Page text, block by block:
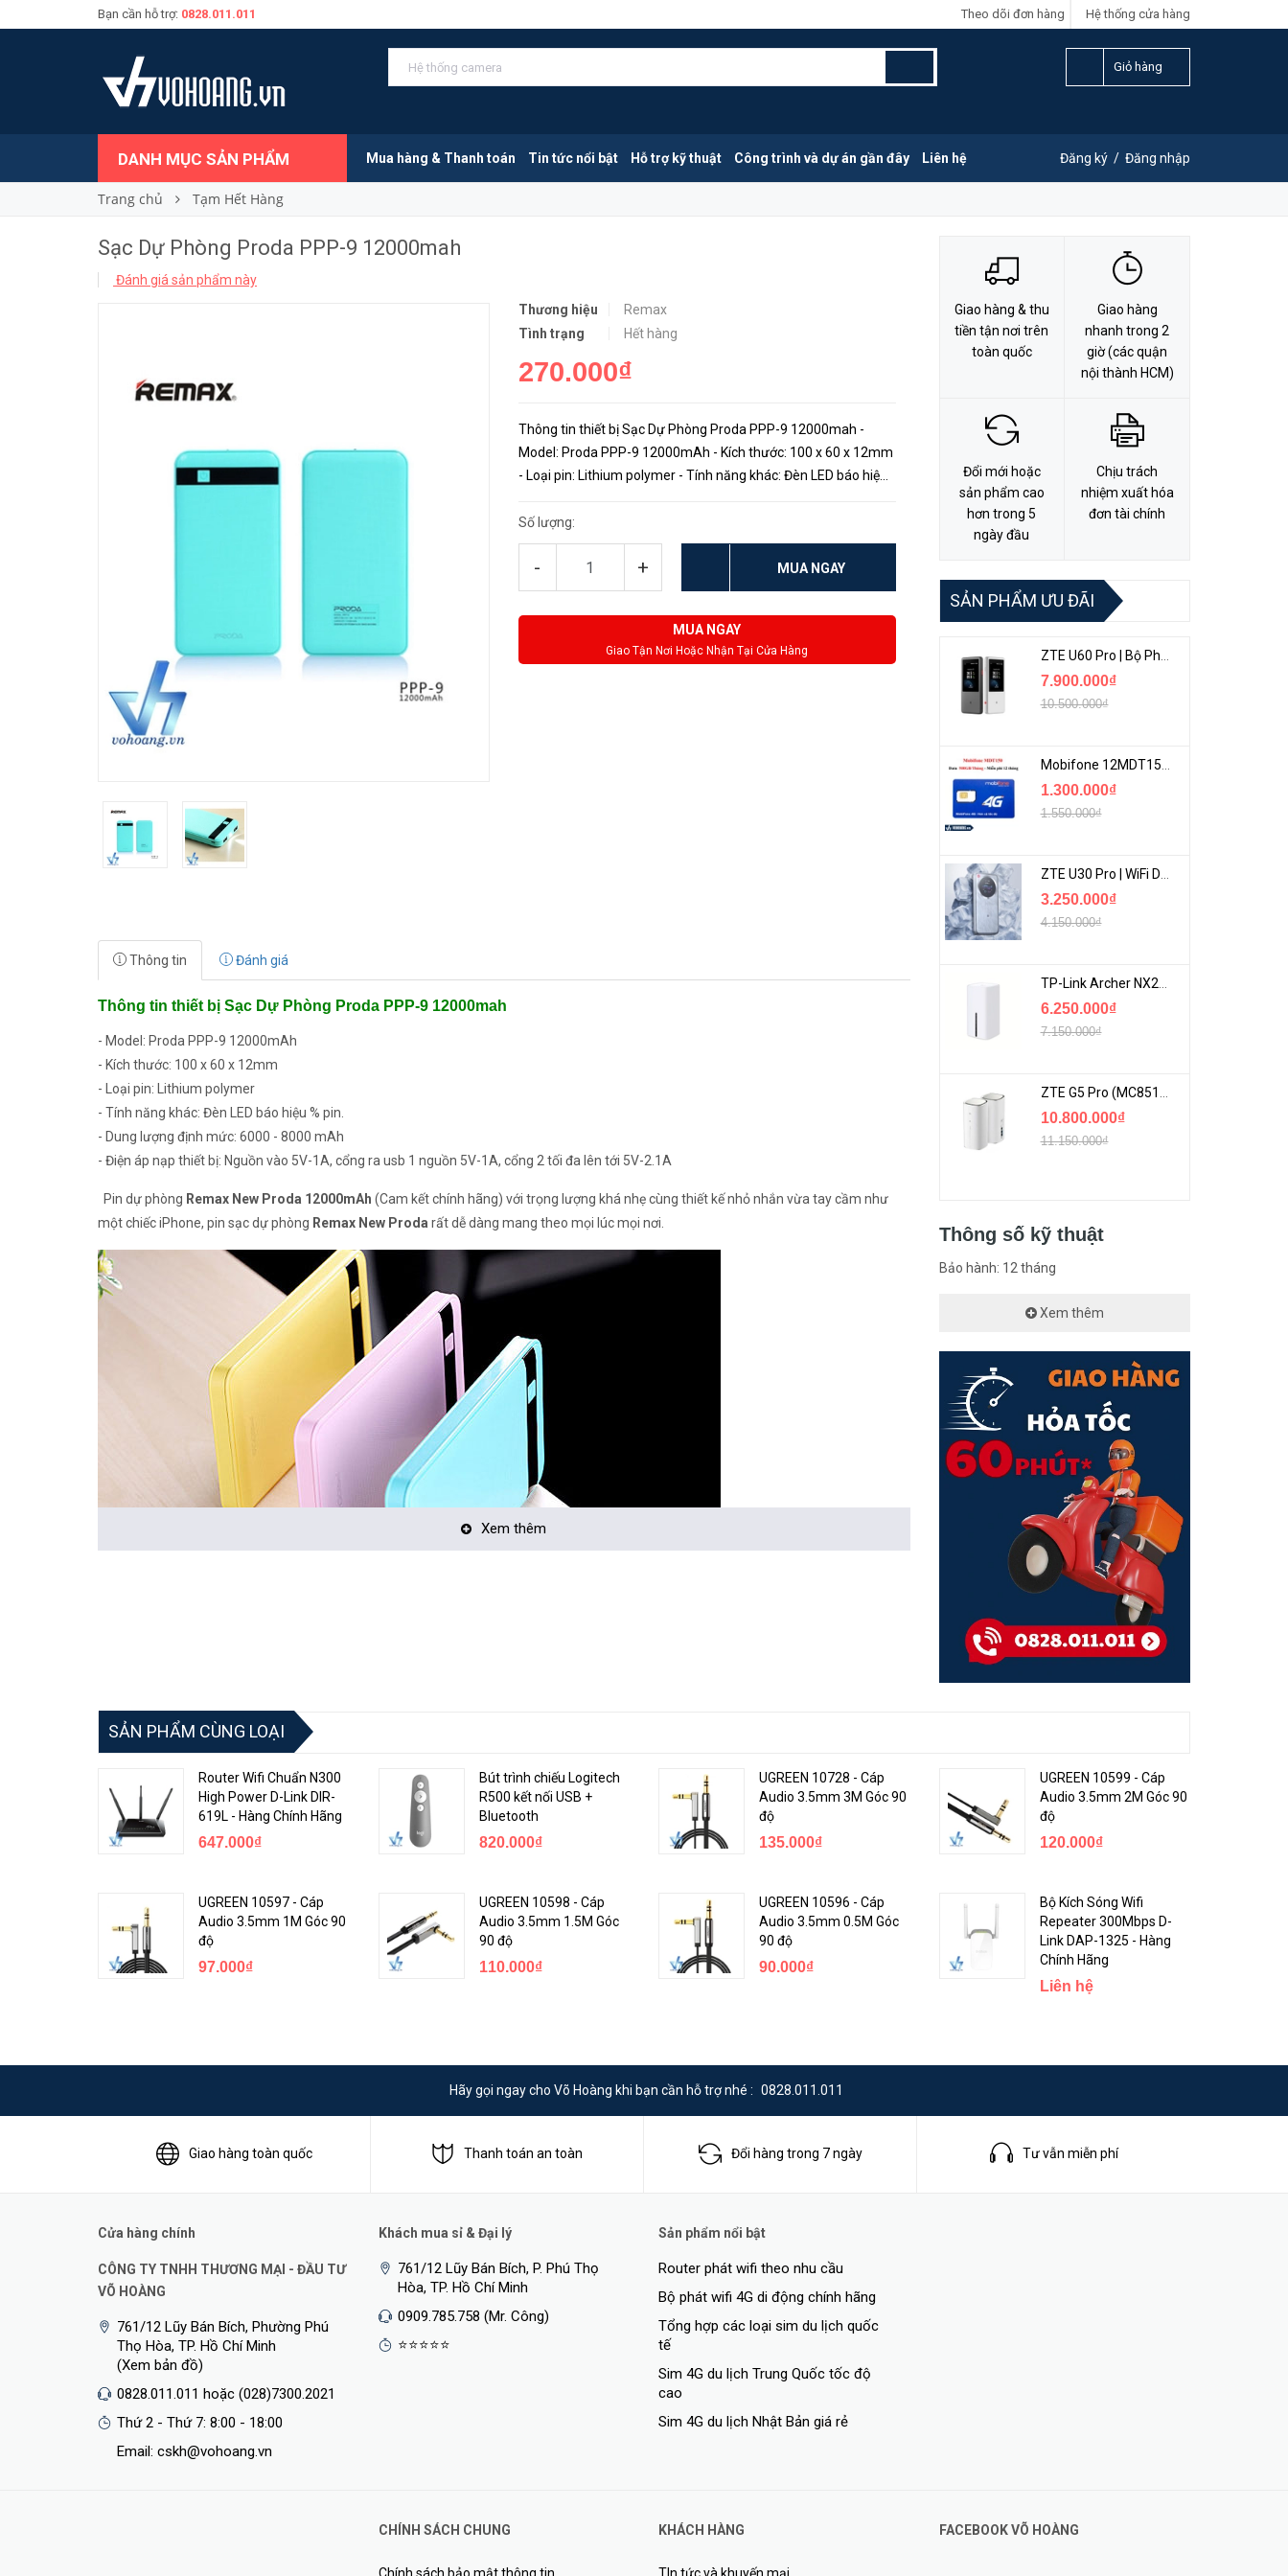
Bạn cần hỗ trợ: 0828.011.011 Hệ thống cửa hàng
Theo dõi đơn hàng
Giỏ hàng
DANH MỤC SẢN PHẨM Mua hàng & Thanh toán Tin tức nổi bật Hỗ trợ kỹ thuật Công trình và dự án gần đây Liên hệ Đăng ký / Đăng nhập
Trang chủ Tạm Hết Hàng
Sạc Dự Phòng Proda PPP-9 12000mah
Đánh giá sản phẩm này
Thương hiệu
Remax
Tình trạng
Hết hàng
270.000₫
Thông tin thiết bị Sạc Dự Phòng Proda PPP-9 12000mah -
Model: Proda PPP-9 12000mAh - Kích thước: 100 x 60 x 12mm
- Loại pin: Lithium polymer - Tính năng khác: Đèn LED báo hiệu
thiết ...
Số lượng:
- + MUA NGAY
MUA NGAY
Giao Tận Nơi Hoặc Nhận Tại Cửa Hàng
Sạc Dự Phòng Proda PPP-9 12000mah
MUA NGAY LIÊN HỆ ĐẶT HÀNG
Thông tin Đánh giá
Thông tin thiết bị Sạc Dự Phòng Proda PPP-9 12000mah
- Model: Proda PPP-9 12000mAh
- Kích thước: 100 x 60 x 12mm
- Loại pin: Lithium polymer
- Tính năng khác: Đèn LED báo hiệu % pin.
- Dung lượng định mức: 6000 - 8000 mAh
- Điện áp nạp thiết bị: Nguồn vào 5V-1A, cổng ra usb 1 nguồn 5V-1A, cổng 2 tối đa lên tới 5V-2.1A
Pin dự phòng Remax New Proda 12000mAh (Cam kết chính hãng) với trọng lượng khá nhẹ cùng thiết kế nhỏ nhắn vừa tay cầm như
một chiếc iPhone, pin sạc dự phòng Remax New Proda rất dễ dàng mang theo mọi lúc mọi nơi.
Với khả năng truyền tài dòng điện ổn định, thời gian sạc nhanh kèm theo đó là khả năng tự ngắt điện khi sạc đầy hoặc khi không kết nối
với các thiết bị di động không những giúp bạn tiết kiệm rất nhiều chi phí mà còn đảm bảo an toàn cho các thiết bị di động của bạn.
Xem thêm
Giao hàng & thu
tiền tận nơi trên
toàn quốc
Giao hàng
nhanh trong 2
giờ (các quận
nội thành HCM)
Đổi mới hoặc
sản phẩm cao
hơn trong 5
ngày đầu
Chịu trách
nhiệm xuất hóa
đơn tài chính
SẢN PHẨM ƯU ĐÃI
ZTE U60 Pro | Bộ Phát 5G Cầm Tay Tích Hợp Công Nghệ WiFi 7, Pin 10000mAh
7.900.000₫
10.500.000₫
Mobifone 12MDT150 | Sim Chuyên 4G Mobifone Dung Lượng Cao 500GB/Tháng Gói 1 Năm
1.300.000₫
1.550.000₫
ZTE U30 Pro | WiFi Di Động 5G Tốc Độ Lên Đến 500Mbps, Màn Hình Cảm Ứng
3.250.000₫
4.150.000₫
TP-Link Archer NX200 | Bộ Phát WiFi Dùng Sim 5G Tốc Độ Cao Mới FullBox
6.250.000₫
7.150.000₫
ZTE G5 Pro (MC8512) | Router 5G WiFi7 Be7200 Hỗ Trợ Băng Tần 6Ghz Cực Mạnh
10.800.000₫
11.150.000₫
Thông số kỹ thuật
Bảo hành: 12 tháng
Xem thêm
SẢN PHẨM CÙNG LOẠI
Router Wifi Chuẩn N300
High Power D-Link DIR-
619L - Hàng Chính Hãng
647.000₫
Bút trình chiếu Logitech
R500 kết nối USB +
Bluetooth
820.000₫
UGREEN 10728 - Cáp
Audio 3.5mm 3M Góc 90
độ
135.000₫
UGREEN 10599 - Cáp
Audio 3.5mm 2M Góc 90
độ
120.000₫
UGREEN 10597 - Cáp
Audio 3.5mm 1M Góc 90
độ
97.000₫
UGREEN 10598 - Cáp
Audio 3.5mm 1.5M Góc
90 độ
110.000₫
UGREEN 10596 - Cáp
Audio 3.5mm 0.5M Góc
90 độ
90.000₫
Bộ Kích Sóng Wifi
Repeater 300Mbps D-
Link DAP-1325 - Hàng
Chính Hãng
Liên hệ
Hãy gọi ngay cho Võ Hoàng khi bạn cần hỗ trợ nhé : 0828.011.011
Giao hàng toàn quốc Thanh toán an toàn Đổi hàng trong 7 ngày Tư vẫn miễn phí
Cửa hàng chính
CÔNG TY TNHH THƯƠNG MẠI - ĐẦU TƯ
VÕ HOÀNG
761/12 Lũy Bán Bích, Phường Phú
Thọ Hòa, TP. Hồ Chí Minh
(Xem bản đồ)
0828.011.011 hoặc (028)7300.2021
Thứ 2 - Thứ 7: 8:00 - 18:00
Email: cskh@vohoang.vn
Khách mua sỉ & Đại lý
761/12 Lũy Bán Bích, P. Phú Thọ
Hòa, TP. Hồ Chí Minh
0909.785.758 (Mr. Công)
⭐⭐⭐⭐⭐
Sản phẩm nổi bật
Router phát wifi theo nhu cầu
Bộ phát wifi 4G di động chính hãng
Tổng hợp các loại sim du lịch quốc
tế
Sim 4G du lịch Trung Quốc tốc độ
cao
Sim 4G du lịch Nhật Bản giá rẻ
CHÍNH SÁCH CHUNG
Chính sách bảo mật thông tin
KHÁCH HÀNG
TIn tức và khuyến mại
FACEBOOK VÕ HOÀNG